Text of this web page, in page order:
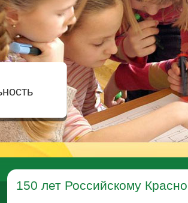
150 лет Российскому